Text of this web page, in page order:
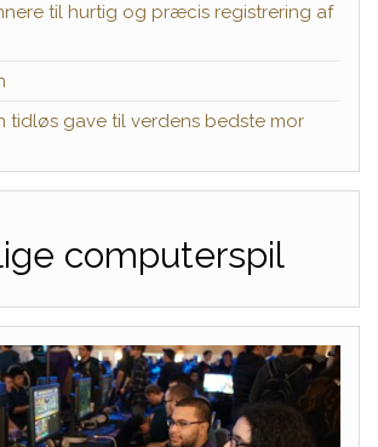
til hurtig og præcis registrering af
tidløs gave til verdens bedste mor
computerspil